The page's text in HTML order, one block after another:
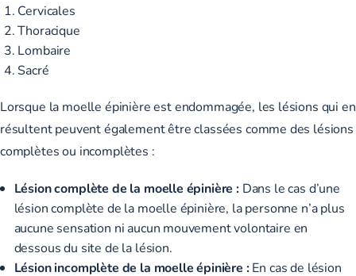
Cervicales
Thoracique
Lombaire
Sacré
Lorsque la moelle épinière est endommagée, les lésions qui en
résultent peuvent également être classées comme des lésions
complètes ou incomplètes :
Lésion complète de la moelle épinière :Dans le cas d’une
lésion complète de la moelle épinière, la personne n’a plus
aucune sensation ni aucun mouvement volontaire en
dessous du site de la lésion.
Lésion incomplète de la moelle épinière :En cas de lésion